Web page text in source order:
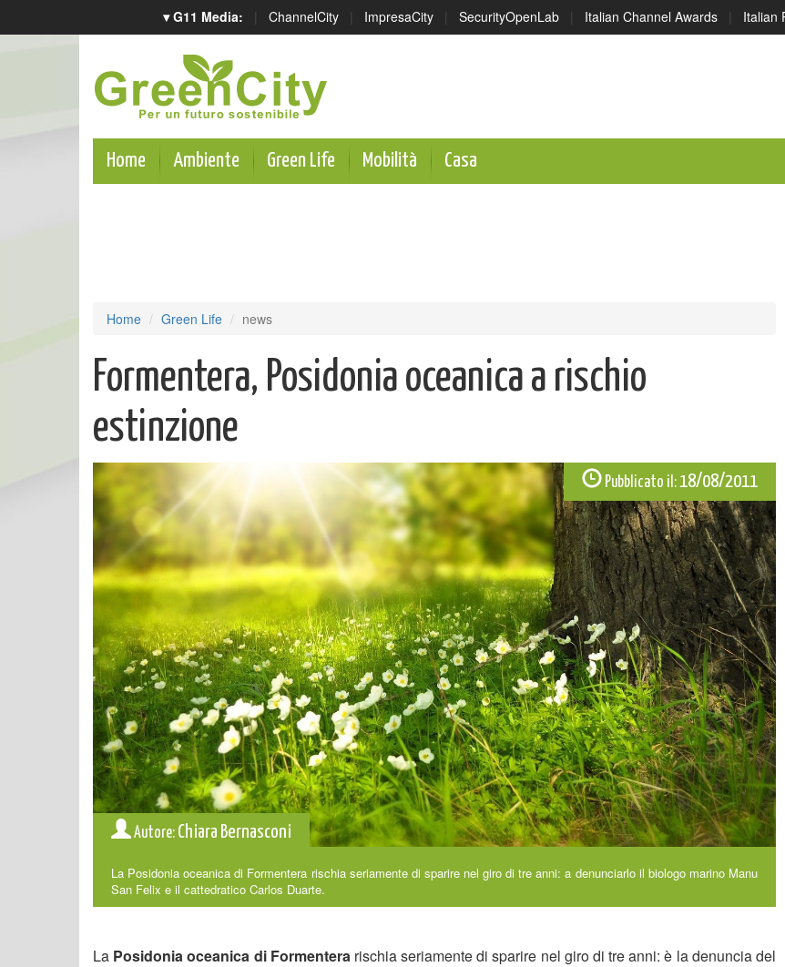
▾ G11 Media: | ChannelCity | ImpresaCity | SecurityOpenLab | Italian Channel Awards | Italian
Home Ambiente Green Life Mobilità Casa
Home Green Life news
Formentera, Posidonia oceanica a rischio
estinzione
Pubblicato il:18/08/2011
Autore: Chiara Bernasconi
La Posidonia oceanica di Formentera rischia seriamente di sparire nel giro di tre anni: a denunciarlo il biologo marino Manu
San Felix e il cattedratico Carlos Duarte.
La Posidonia oceanica di Formenterarischia seriamente di sparire nel giro di tre anni: è la denuncia del